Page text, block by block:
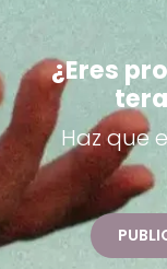
¿Eres
Haz que